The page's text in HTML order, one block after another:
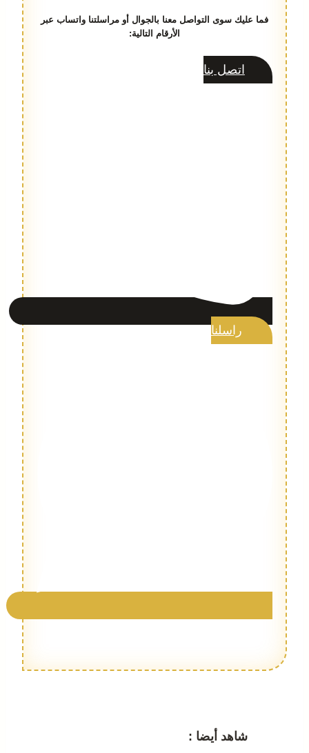
فما عليك سوى التواصل معنا بالجوال أو مراسلتنا واتساب عبر
الأرقام التالية:
اتصل بنا
راسلنا
شاهد أيضا :